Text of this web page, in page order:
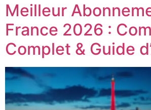
Meilleur
France 2026 :
Complet & Guide